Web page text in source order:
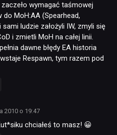
zaczeło wymagać taśmowej
MoH:AA (Spearhead,
ludzie założyli IW, zmyli się
i zmietli MoH na całej linii.
dawne błędy EA historia
Respawn, tym razem pod
2010 o 19:47
chciałeś to masz! 😀